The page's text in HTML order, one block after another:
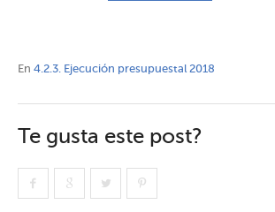
En 4.2.3. Ejecución presupuestal 2018
Te gusta este post?